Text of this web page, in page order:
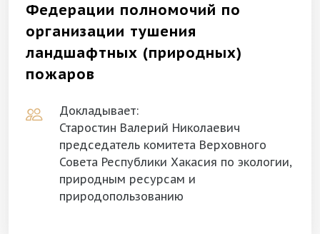
Федерации полномочий по
организации тушения
ландшафтных (природных)
пожаров
Докладывает:
Старостин Валерий Николаевич
председатель комитета Верховного
Совета Республики Хакасия по экологии,
природным ресурсам и
природопользованию